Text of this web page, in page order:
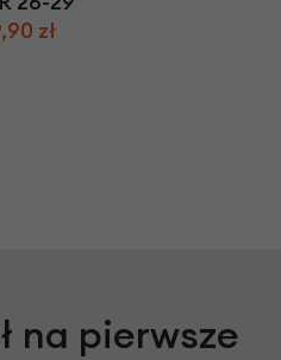
zł
na pierwsze